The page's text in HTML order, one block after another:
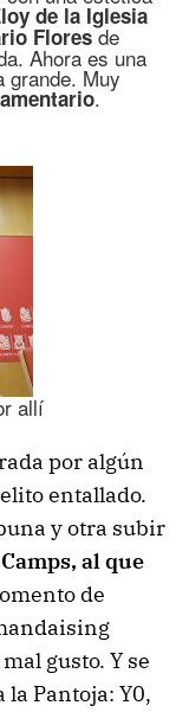
de la Iglesia
Floresde
Ahora es una
grande. Muy
.
allí
por algún
entallado.
y otra subir
al que
de
gusto. Y se
Pantoja: Y0,